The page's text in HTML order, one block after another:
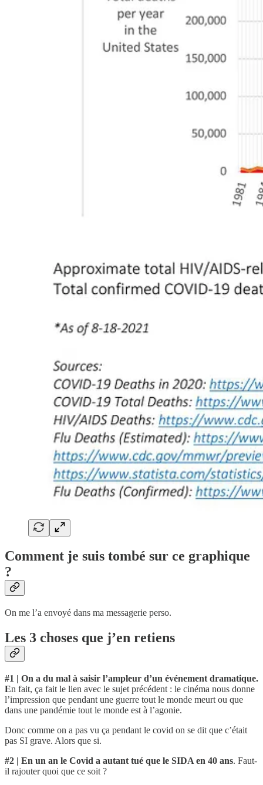
Comment je suis tombé sur ce graphique
?
On me l’a envoyé dans ma messagerie perso.
Les 3 choses que j’en retiens
#1 | On a du mal à saisir l’ampleur d’un événement dramatique.
En fait, ça fait le lien avec le sujet précédent : le cinéma nous donne
l’impression que pendant une guerre tout le monde meurt ou que
dans une pandémie tout le monde est à l’agonie.
Donc comme on a pas vu ça pendant le covid on se dit que c’était
pas SI grave. Alors que si.
#2 | En un an le Covid a autant tué que le SIDA en 40 ans. Faut-
il rajouter quoi que ce soit ?